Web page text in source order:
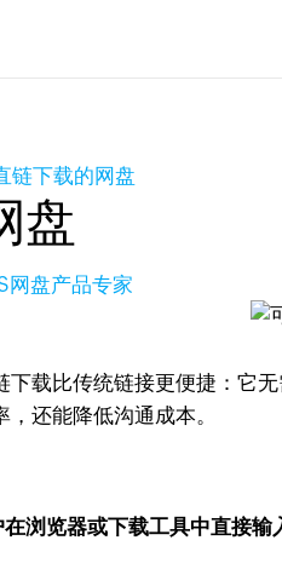
链下载的网盘
盘
网盘产品专家
载比传统链接更便捷：它
，还能降低沟通成本。
浏览器或下载工具中直接